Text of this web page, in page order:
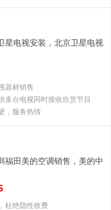
星电视安装，北京卫星电视
器材销售
多台电视同时接收欣赏节目
，服务热情
福田美的空调销售，美的中
杜绝隐性收费